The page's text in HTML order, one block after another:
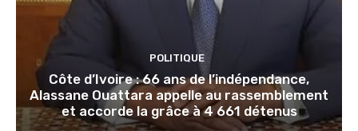
POLITIQUE
Côte d’Ivoire : 66 ans de l’indépendance,
Alassane Ouattara appelle au rassemblement
et accorde la grâce à 4 661 détenus